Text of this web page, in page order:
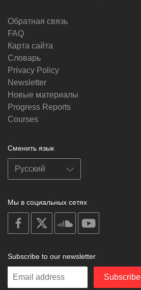
Обратная связь
FAQ
Карта сайта
Словарь
Privacy Policy
Newsletter
Новые материалы
Progress Reports
Courses
Сменить язык
Мы в социальных сетях
on
facebook
soundcloud
Subscribe to our newsletter
Enter
Subscribe